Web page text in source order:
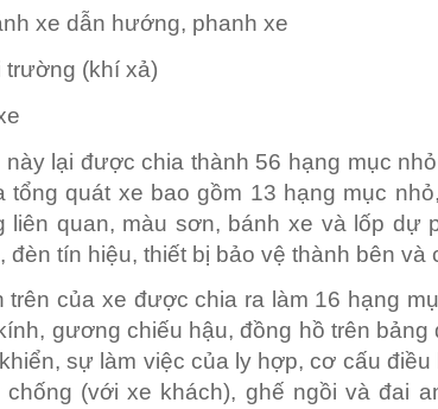
xe dẫn hướng, phanh xe
trường (khí xả)
lại được chia thành 56 hạng mục
tổng quát xe bao gồm 13 hạng mục
liên quan, màu sơn, bánh xe và lốp dự
tín hiệu, thiết bị bảo vệ thành bên và
trên của xe được chia ra làm 16 hạng
gương chiếu hậu, đồng hồ trên bảng
sự làm việc của ly hợp, cơ cấu
(với xe khách), ghế ngồi và đai